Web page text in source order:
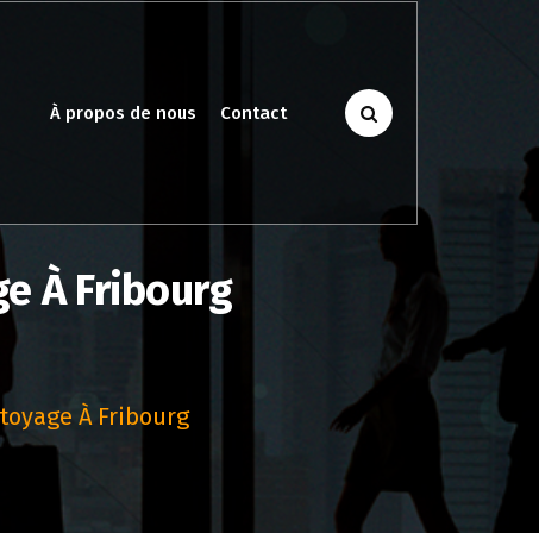
À propos de nous Contact
À Fribourg
À Fribourg